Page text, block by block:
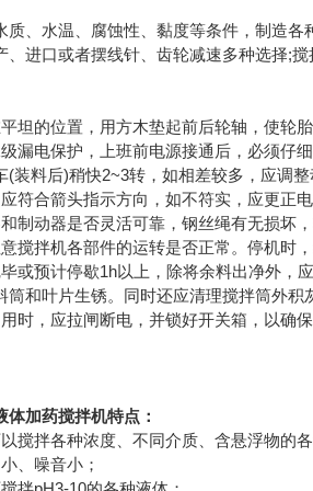
质、水温、腐蚀性、黏度等条件，制造各
、进口或者摆线针、齿轮减速多种选择;
坦的位置，用方木垫起前后轮轴，使轮
漏电保护，上班前电源接通后，必须仔
(装料后)稍快2~3转，如相差较多，应调整
符合箭头指示方向，如不符实，应更正电
制动器是否灵活可靠，钢丝绳有无损坏
搅拌机各部件的运转是否正常。停机时
或预计停歇1h以上，除将余料出净外，
筒和叶片生锈。同时还应清理搅拌筒外积
时，应拉闸断电，并锁好开关箱，以确保
体加药搅拌机特点：
搅拌各种浓度、不同介质、含悬浮物的各
、噪音小；